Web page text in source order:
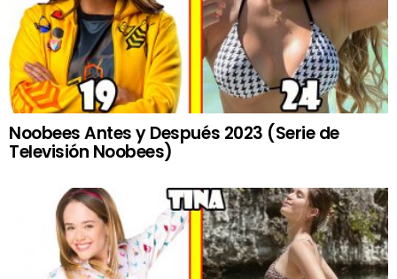
Noobees Antes y Después 2023 (Serie de
Televisión Noobees)